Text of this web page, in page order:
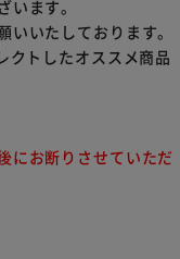
ます。
いたしております。
クトしたオススメ商品
にお断りさせていただ